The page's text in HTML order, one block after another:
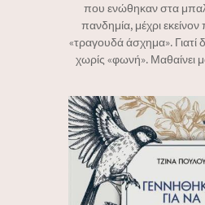
που ενώθηκαν στα
πανδημία, μέχρι εκείνον
«τραγουδά άσχημα». Γιατί
χωρίς «φωνή». Μαθαίνει